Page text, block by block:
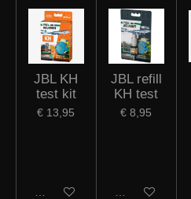
JBL KH
test kit
€ 13,95
In winkelwagen
JBL refill
KH test
€ 8,95
In winkelwagen